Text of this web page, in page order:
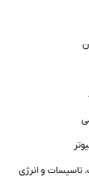
تاسیسات و انرژی